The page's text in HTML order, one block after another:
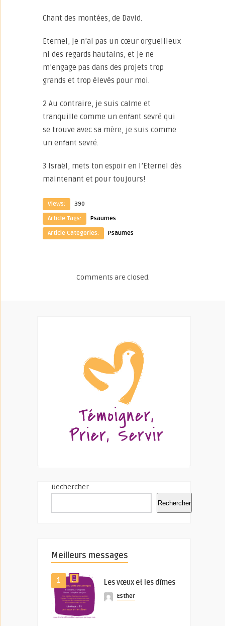
Chant des montées, de David.
Eternel, je n’ai pas un cœur orgueilleux
ni des regards hautains, et je ne
m’engage pas dans des projets trop
grands et trop élevés pour moi.
2 Au contraire, je suis calme et
tranquille comme un enfant sevré qui
se trouve avec sa mère, je suis comme
un enfant sevré.
3 Israël, mets ton espoir en l’Eternel dès
maintenant et pour toujours!
Views:
390
Article Tags:
Psaumes
Article Categories:
Psaumes
Comments are closed.
Rechercher
Rechercher
Meilleurs messages
1 Les vœux et les dîmes
Esther